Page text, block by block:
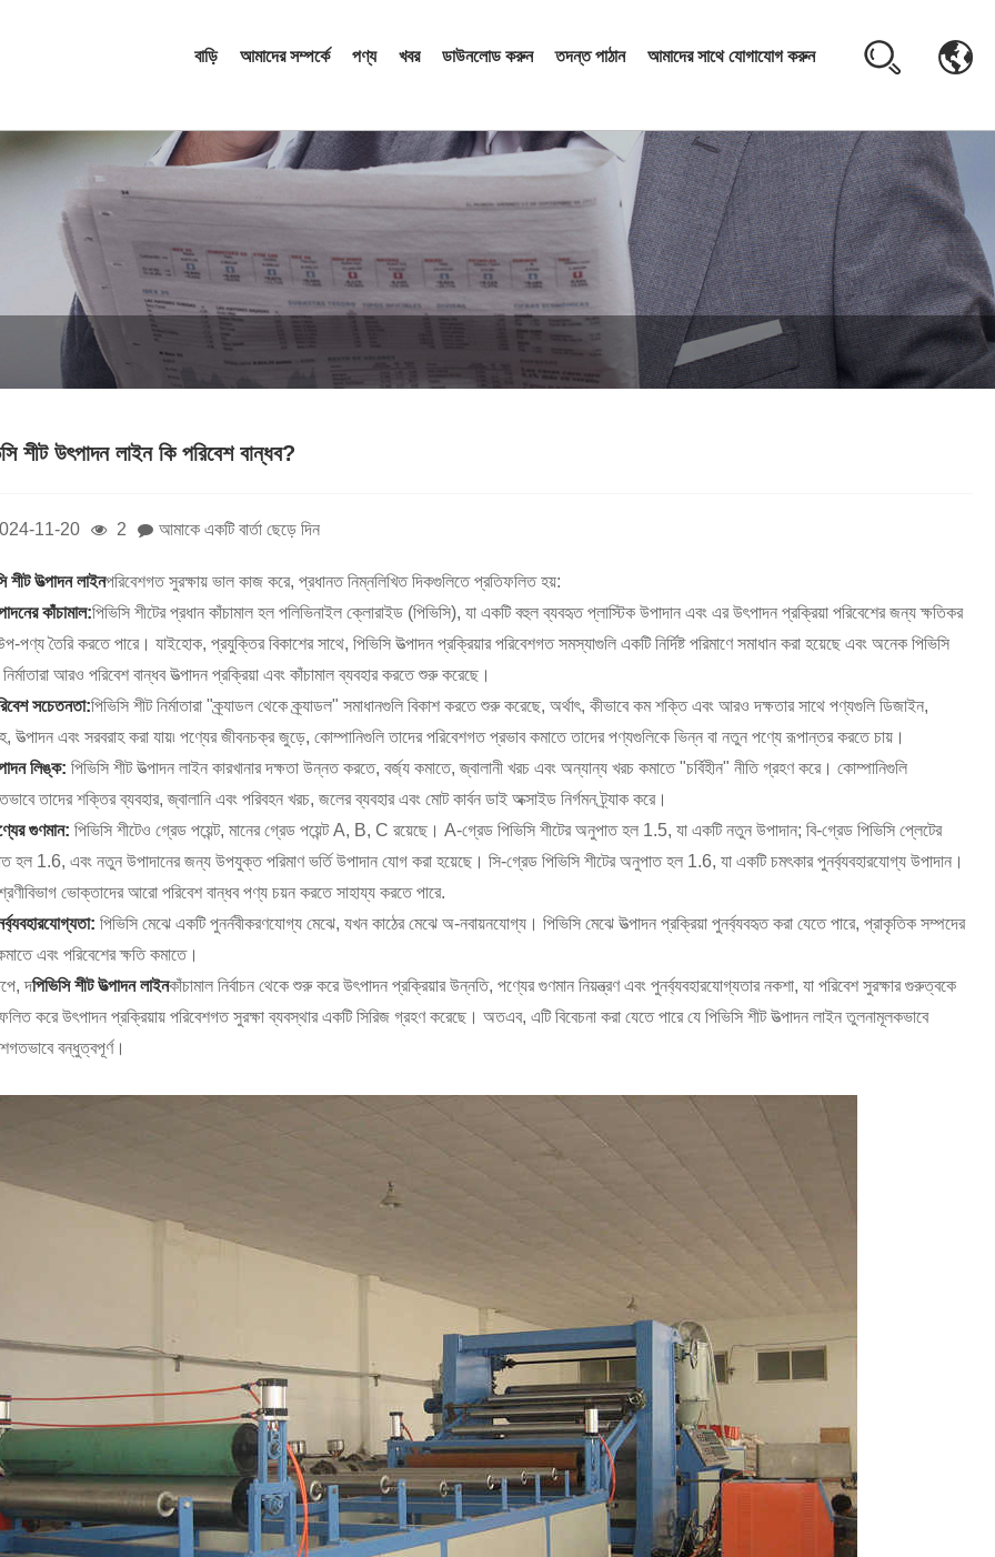
বাড়ি আমাদের সম্পর্কে পণ্য খবর ডাউনলোড করুন তদন্ত পাঠান আমাদের সাথে যোগাযোগ করুন
শীট উৎপাদন লাইন কি পরিবেশ বান্ধব?
11-20 2 আমাকে একটি বার্তা ছেড়ে দিন
শীট উত্পাদন লাইনপরিবেশগত সুরক্ষায় ভাল কাজ করে, প্রধানত নিম্নলিখিত দিকগুলিতে প্রতিফলিত হয়:
কাঁচামাল:পিভিসি শীটের প্রধান কাঁচামাল হল পলিভিনাইল ক্লোরাইড (পিভিসি), যা একটি বহুল ব্যবহৃত প্লাস্টিক উপাদান এবং এর উৎপাদন প্রক্রিয়া পরিবেশের জন্য ক্ষতিকর
পণ্য তৈরি করতে পারে। যাইহোক, প্রযুক্তির বিকাশের সাথে, পিভিসি উত্পাদন প্রক্রিয়ার পরিবেশগত সমস্যাগুলি একটি নির্দিষ্ট পরিমাণে সমাধান করা হয়েছে এবং অনেক পিভিসি
আরও পরিবেশ বান্ধব উত্পাদন প্রক্রিয়া এবং কাঁচামাল ব্যবহার করতে শুরু করেছে।
সচেতনতা:পিভিসি শীট নির্মাতারা "ক্র্যাডল থেকে ক্র্যাডল" সমাধানগুলি বিকাশ করতে শুরু করেছে, অর্থাৎ, কীভাবে কম শক্তি এবং আরও দক্ষতার সাথে পণ্যগুলি ডিজাইন,
উত্পাদন এবং সরবরাহ করা যায়৷ পণ্যের জীবনচক্র জুড়ে, কোম্পানিগুলি তাদের পরিবেশগত প্রভাব কমাতে তাদের পণ্যগুলিকে ভিন্ন বা নতুন পণ্যে রূপান্তর করতে চায়।
লিঙ্ক: পিভিসি শীট উত্পাদন লাইন কারখানার দক্ষতা উন্নত করতে, বর্জ্য কমাতে, জ্বালানী খরচ এবং অন্যান্য খরচ কমাতে "চর্বিহীন" নীতি গ্রহণ করে। কোম্পানিগুলি
তাদের শক্তির ব্যবহার, জ্বালানি এবং পরিবহন খরচ, জলের ব্যবহার এবং মোট কার্বন ডাই অক্সাইড নির্গমন ট্র্যাক করে।
গুণমান: পিভিসি শীটেও গ্রেড পয়েন্ট, মানের গ্রেড পয়েন্ট A, B, C রয়েছে। A-গ্রেড পিভিসি শীটের অনুপাত হল 1.5, যা একটি নতুন উপাদান; বি-গ্রেড পিভিসি প্লেটের
হল 1.6, এবং নতুন উপাদানের জন্য উপযুক্ত পরিমাণ ভর্তি উপাদান যোগ করা হয়েছে। সি-গ্রেড পিভিসি শীটের অনুপাত হল 1.6, যা একটি চমৎকার পুনর্ব্যবহারযোগ্য উপাদান।
ভোক্তাদের আরো পরিবেশ বান্ধব পণ্য চয়ন করতে সাহায্য করতে পারে.
পিভিসি মেঝে একটি পুনর্নবীকরণযোগ্য মেঝে, যখন কাঠের মেঝে অ-নবায়নযোগ্য। পিভিসি মেঝে উত্পাদন প্রক্রিয়া পুনর্ব্যবহৃত করা যেতে পারে, প্রাকৃতিক সম্পদের
এবং পরিবেশের ক্ষতি কমাতে।
দপিভিসি শীট উত্পাদন লাইনকাঁচামাল নির্বাচন থেকে শুরু করে উৎপাদন প্রক্রিয়ার উন্নতি, পণ্যের গুণমান নিয়ন্ত্রণ এবং পুনর্ব্যবহারযোগ্যতার নকশা, যা পরিবেশ সুরক্ষার গুরুত্বকে
করে উৎপাদন প্রক্রিয়ায় পরিবেশগত সুরক্ষা ব্যবস্থার একটি সিরিজ গ্রহণ করেছে। অতএব, এটি বিবেচনা করা যেতে পারে যে পিভিসি শীট উত্পাদন লাইন তুলনামূলকভাবে
বন্ধুত্বপূর্ণ।